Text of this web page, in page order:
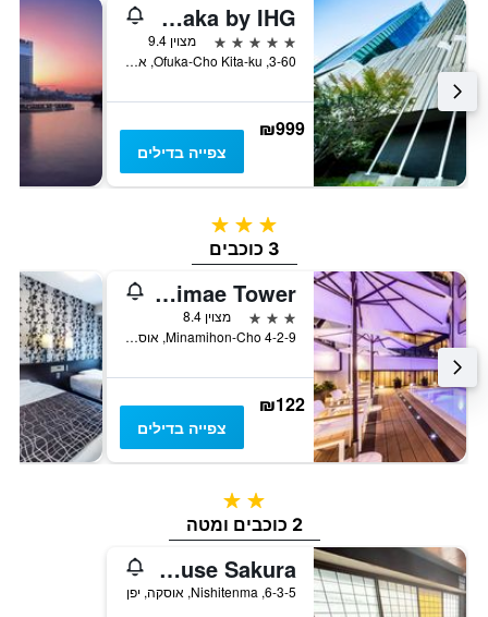
InterContinental Osaka by IHG
5 כוכבים
מצוין 9.4
3-60, Ofuka-Cho Kita-ku, אוסקה, יפן
₪999
צפייה בדילים
3 כוכבים
3 כוכבים
Apa Hotel & Resort Midosuji Hommachi Ekimae Tower
3 כוכבים
מצוין 8.4
4-2-9 Minamihon-Cho, אוסקה, יפן
₪122
צפייה בדילים
2 כוכבים
2 כוכבים ומטה
Osaka Guesthouse Sakura
6-3-5, Nishitenma, אוסקה, יפן